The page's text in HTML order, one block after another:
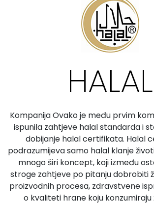
HALAL
Kompanija Ovako je među prvim
ispunila zahtjeve halal standarda i
dobijanje halal certifikata. Halal
podrazumijeva samo halal klanje
mnogo širi koncept, koji između
stroge zahtjeve po pitanju dobrobiti
proizvodnih procesa, zdravstvene
o kvaliteti hrane koju konzumiraju